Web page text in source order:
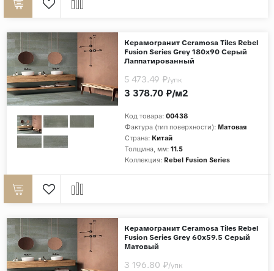
Сатинированная
Страны
Иран
Керамогранит Ceramosa Tiles Rebel
Fusion Series Grey 180x90 Серый
Лаппатированный
Код товара: 00438
Фактура (тип поверхности): Матовая
Страна: Китай
Толщина, мм: 11.5
Коллекция: Rebel Fusion Series
3 378.70 ₽/м2
5 473.49 ₽/упк
Керамогранит Ceramosa Tiles Rebel
Fusion Series Grey 60x59.5 Серый
Матовый
3 196.80 ₽/упк